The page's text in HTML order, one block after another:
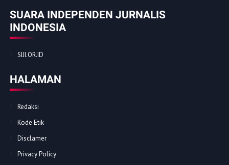
SUARA INDEPENDEN JURNALIS
INDONESIA
SIJI.OR.ID
HALAMAN
Redaksi
Kode Etik
Disclamer
Privacy Policy